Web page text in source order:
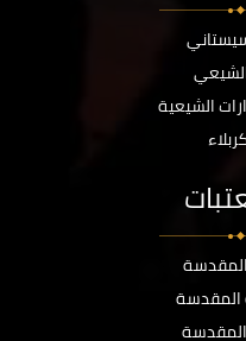
الشيعية
المقدسة
المقدسة
المقدسة